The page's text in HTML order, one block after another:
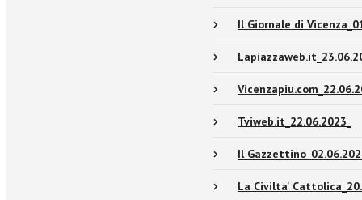
Il Giornale di
Tviweb.it_22.06.2023_
Il
La Civilta'